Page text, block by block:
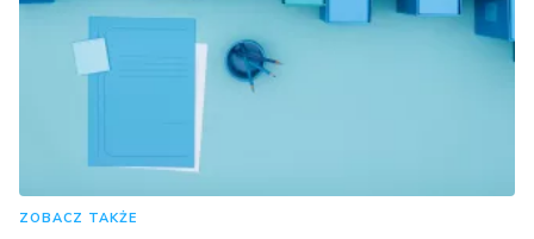
ZOBACZ TAKŻE